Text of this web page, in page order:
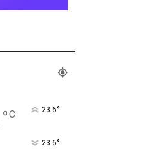
°C 23.6°
23.6°